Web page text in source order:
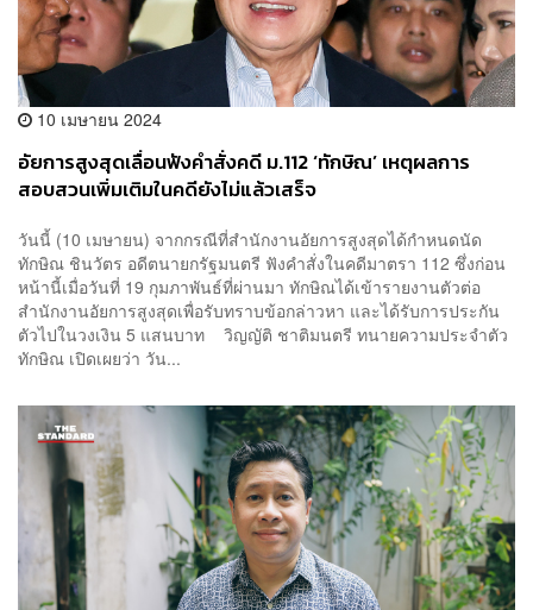
10 เมษายน 2024
อัยการสูงสุดเลื่อนฟังคำสั่งคดี ม.112 ‘ทักษิณ’ เหตุผลการ
สอบสวนเพิ่มเติมในคดียังไม่แล้วเสร็จ
วันนี้ (10 เมษายน) จากกรณีที่สำนักงานอัยการสูงสุดได้กำหนดนัด
ทักษิณ ชินวัตร อดีตนายกรัฐมนตรี ฟังคำสั่งในคดีมาตรา 112 ซึ่งก่อน
หน้านี้เมื่อวันที่ 19 กุมภาพันธ์ที่ผ่านมา ทักษิณได้เข้ารายงานตัวต่อ
สำนักงานอัยการสูงสุดเพื่อรับทราบข้อกล่าวหา และได้รับการประกัน
ตัวไปในวงเงิน 5 แสนบาท วิญญัติ ชาติมนตรี ทนายความประจำตัว
ทักษิณ เปิดเผยว่า วัน...